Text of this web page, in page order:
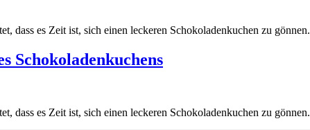
dass es Zeit ist, sich einen leckeren Schokoladenkuchen zu gönnen.
Schokoladenkuchens
dass es Zeit ist, sich einen leckeren Schokoladenkuchen zu gönnen.